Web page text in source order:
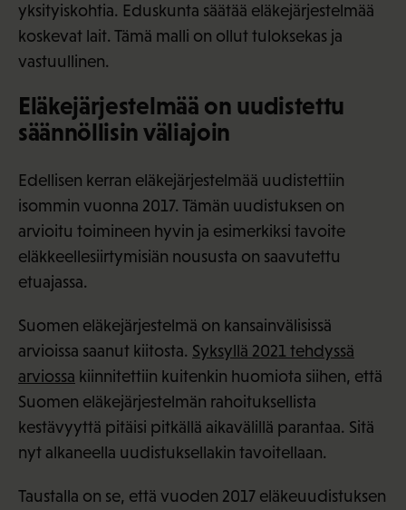
yksityiskohtia. Eduskunta säätää eläkejärjestelmää
koskevat lait. Tämä malli on ollut tuloksekas ja
vastuullinen.
Eläkejärjestelmää on uudistettu
säännöllisin väliajoin
Edellisen kerran eläkejärjestelmää uudistettiin
isommin vuonna 2017. Tämän uudistuksen on
arvioitu toimineen hyvin ja esimerkiksi tavoite
eläkkeellesiirtymisiän noususta on saavutettu
etuajassa.
Suomen eläkejärjestelmä on kansainvälisissä
arvioissa saanut kiitosta. Syksyllä 2021 tehdyssä
arviossa kiinnitettiin kuitenkin huomiota siihen, että
Suomen eläkejärjestelmän rahoituksellista
kestävyyttä pitäisi pitkällä aikavälillä parantaa. Sitä
nyt alkaneella uudistuksellakin tavoitellaan.
Taustalla on se, että vuoden 2017 eläkeuudistuksen